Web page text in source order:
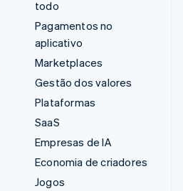
todo
Pagamentos no
aplicativo
Marketplaces
Gestão dos valores
Plataformas
SaaS
Empresas de IA
Economia de criadores
Jogos